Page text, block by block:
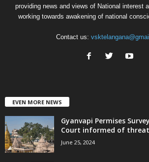
providing news and views of National interest
working towards awakening of national
Contact us:
EVEN MORE NEWS
Gyanvapi Permises
Court informed of
June 25, 2024